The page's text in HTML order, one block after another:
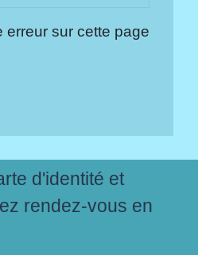
erreur sur cette page
d'identité et
rendez-vous en